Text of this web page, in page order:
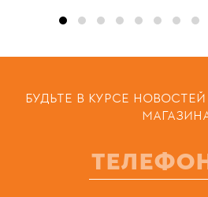
БУДЬТЕ В КУРСЕ